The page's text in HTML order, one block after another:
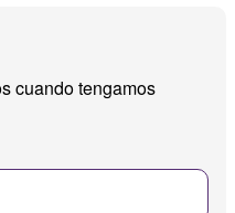
cuando tengamos